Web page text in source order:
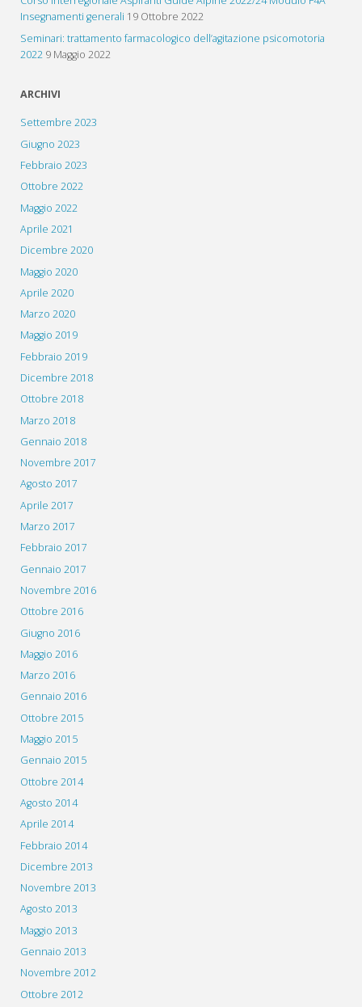
Insegnamenti generali 19 Ottobre 2022
Seminari: trattamento farmacologico dell’agitazione psicomotoria
2022 9 Maggio 2022
ARCHIVI
Settembre 2023
Giugno 2023
Febbraio 2023
Ottobre 2022
Maggio 2022
Aprile 2021
Dicembre 2020
Maggio 2020
Aprile 2020
Marzo 2020
Maggio 2019
Febbraio 2019
Dicembre 2018
Ottobre 2018
Marzo 2018
Gennaio 2018
Novembre 2017
Agosto 2017
Aprile 2017
Marzo 2017
Febbraio 2017
Gennaio 2017
Novembre 2016
Ottobre 2016
Giugno 2016
Maggio 2016
Marzo 2016
Gennaio 2016
Ottobre 2015
Maggio 2015
Gennaio 2015
Ottobre 2014
Agosto 2014
Aprile 2014
Febbraio 2014
Dicembre 2013
Novembre 2013
Agosto 2013
Maggio 2013
Gennaio 2013
Novembre 2012
Ottobre 2012